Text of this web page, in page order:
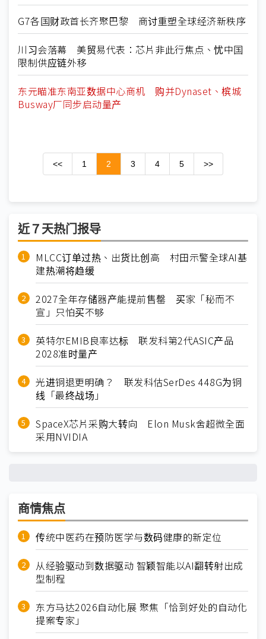
G7各国财政首长齐聚巴黎 商讨重塑全球经济新秩序
川习会落幕 美贸易代表：芯片非此行焦点、忧中国
限制供应链外移
东元瞄准东南亚数据中心商机 购并Dynaset、槟城
Busway厂同步启动量产
<< 1 2 3 4 5 >>
近７天热门报导
MLCC订单过热、出货比创高 村田示警全球AI基
建热潮将趋缓
2027全年存储器产能提前售罄 买家「秘而不
宣」只怕买不够
英特尔EMIB良率达标 联发科第2代ASIC产品
2028准时量产
光进铜退更明确？ 联发科估SerDes 448G为铜
线「最终战场」
SpaceX芯片采购大转向 Elon Musk舍超微全面
采用NVIDIA
商情焦点
传统中医药在预防医学与数码健康的新定位
从经验驱动到数据驱动 智颖智能以AI翻转射出成
型制程
东方马达2026自动化展 聚焦「恰到好处的自动化
提案专家」